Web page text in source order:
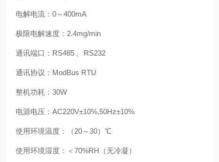
电解电流：0～400mA
极限电解速度：2.4mg/min
通讯端口：RS485 、RS232
通讯协议：ModBus RTU
整机功耗：30W
电源电压：AC220V±10%,50Hz±10%
使用环境温度：（20～30）℃
使用环境湿度：＜70%RH（无冷凝）